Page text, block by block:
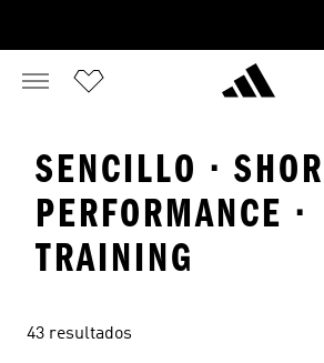
SENCILLO ·
PERFORMANCE ·
TRAINING
43 resultados